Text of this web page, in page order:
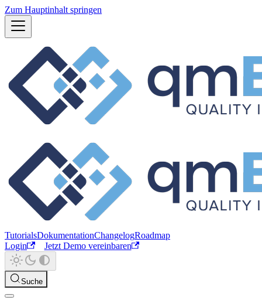
Zum Hauptinhalt springen
TutorialsDokumentationChangelogRoadmap
Login
Jetzt Demo vereinbaren
Suche